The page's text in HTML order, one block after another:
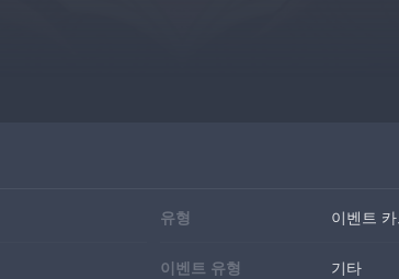
유형 이벤트
이벤트 유형 기타